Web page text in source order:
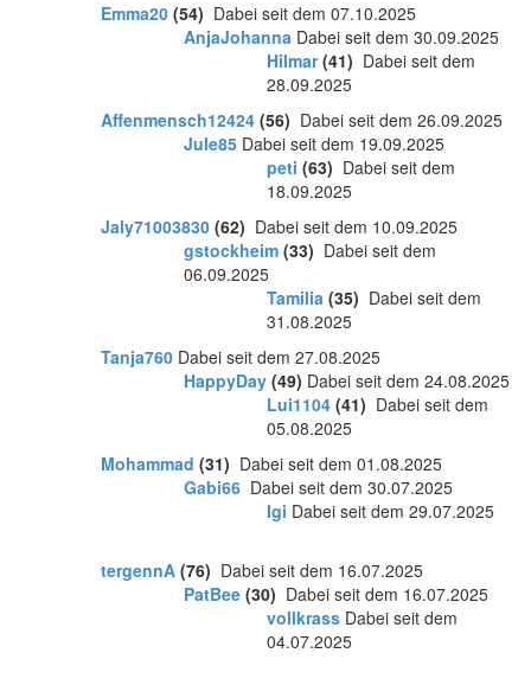
Emma20 (54) Dabei seit dem 07.10.2025
AnjaJohanna Dabei seit dem 30.09.2025
Hilmar(41) Dabei seit dem
28.09.2025
Affenmensch12424 (56) Dabei seit dem 26.09.2025
Jule85 Dabei seit dem 19.09.2025
peti (63) Dabei seit dem
18.09.2025
Jaly71003830 (62) Dabei seit dem 10.09.2025
gstockheim (33) Dabei seit dem
06.09.2025
Tamilia (35) Dabei seit dem
31.08.2025
Tanja760 Dabei seit dem 27.08.2025
HappyDay (49) Dabei seit dem 24.08.2025
Lui1104 (41) Dabei seit dem
05.08.2025
Mohammad (31) Dabei seit dem 01.08.2025
Gabi66 Dabei seit dem 30.07.2025
Igi Dabei seit dem 29.07.2025
tergennA (76) Dabei seit dem 16.07.2025
PatBee (30) Dabei seit dem 16.07.2025
vollkrass Dabei seit dem
04.07.2025